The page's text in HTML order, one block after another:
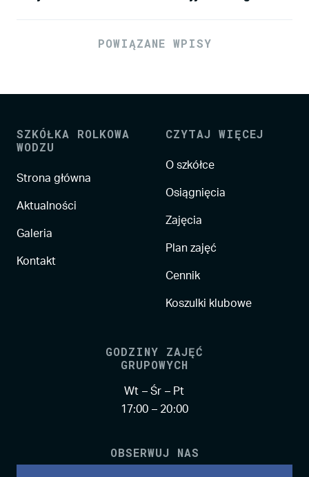
POWIĄZANE WPISY
SZKÓŁKA ROLKOWA
WODZU
Strona główna
Aktualności
Galeria
Kontakt
CZYTAJ WIĘCEJ
O szkółce
Osiągnięcia
Zajęcia
Plan zajęć
Cennik
Koszulki klubowe
GODZINY ZAJĘĆ
GRUPOWYCH
Wt – Śr – Pt
17:00 – 20:00
OBSERWUJ NAS